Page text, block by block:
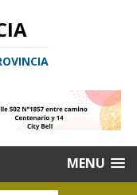
MENU